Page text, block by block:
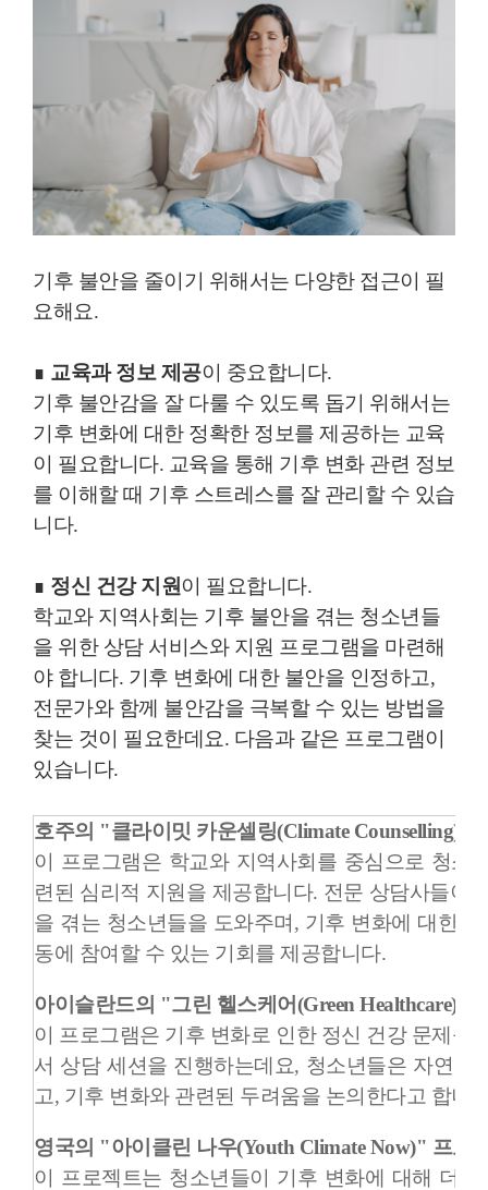
기후 불안을 줄이기 위해서는 다양한 접근이 필
요해요.
∎ 교육과 정보 제공이 중요합니다.
기후 불안감을 잘 다룰 수 있도록 돕기 위해서는
기후 변화에 대한 정확한 정보를 제공하는 교육
이 필요합니다. 교육을 통해 기후 변화 관련 정보
를 이해할 때 기후 스트레스를 잘 관리할 수 있습
니다.
∎ 정신 건강 지원 이 필요합니다.
학교와 지역사회는 기후 불안을 겪는 청소년들
을 위한 상담 서비스와 지원 프로그램을 마련해
야 합니다. 기후 변화에 대한 불안을 인정하고,
전문가와 함께 불안감을 극복할 수 있는 방법을
찾는 것이 필요한데요. 다음과 같은 프로그램이
있습니다.
호주의 "클라이밋 카운셀링(Climate Counselling)"
이 프로그램은 학교와 지역사회를 중심으로 청소
련된 심리적 지원을 제공합니다. 전문 상담사들이
을 겪는 청소년들을 도와주며, 기후 변화에 대한
동에 참여할 수 있는 기회를 제공합니다.
아이슬란드의 "그린 헬스케어(Green Healthcare)"
이 프로그램은 기후 변화로 인한 정신 건강 문제를
서 상담 세션을 진행하는데요, 청소년들은 자연
고, 기후 변화와 관련된 두려움을 논의한다고 합니
영국의 "아이클린 나우(Youth Climate Now)" 프로
이 프로젝트는 청소년들이 기후 변화에 대해 더